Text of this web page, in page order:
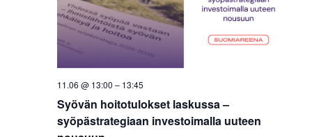
11.06 @ 13:00 – 13:45
Syövän hoitotulokset laskussa –
syöpästrategiaan investoimalla uuteen